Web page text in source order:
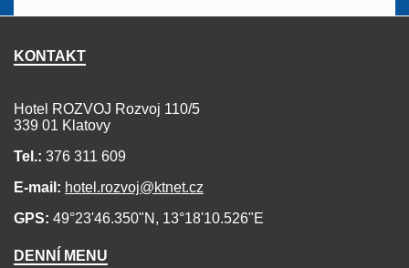
KONTAKT
Hotel ROZVOJ Rozvoj 110/5
339 01 Klatovy
Tel.: 376 311 609
E-mail: hotel.rozvoj@ktnet.cz
GPS: 49°23'46.350"N, 13°18'10.526"E
DENNÍ MENU